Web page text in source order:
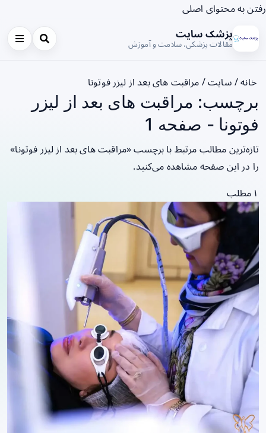
رفتن به محتوای اصلی
پزشک سایت
مقالات پزشکی، سلامت و آموزش
خانه/ سایت/ مراقبت های بعد از لیزر فوتونا
برچسب: مراقبت های بعد از لیزر
فوتونا - صفحه 1
تازه‌ترین مطالب مرتبط با برچسب «مراقبت های بعد از لیزر فوتونا»
را در این صفحه مشاهده می‌کنید.
۱ مطلب